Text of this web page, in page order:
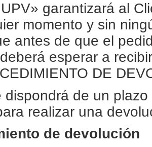
garantizará al
momento y sin
antes de que el
esperar a
DE
dispondrá de un
realizar una
de devolución